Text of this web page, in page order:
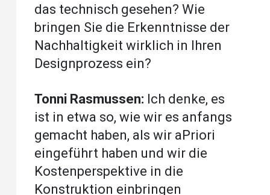
das technisch gesehen? Wie
bringen Sie die Erkenntnisse der
Nachhaltigkeit wirklich in Ihren
Designprozess ein?
Tonni Rasmussen: Ich denke, es
ist in etwa so, wie wir es anfangs
gemacht haben, als wir aPriori
eingeführt haben und wir die
Kostenperspektive in die
Konstruktion einbringen